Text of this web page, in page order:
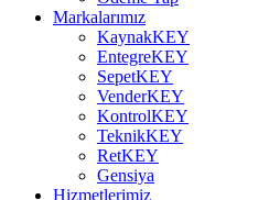
Markalarımız
KaynakKEY
EntegreKEY
SepetKEY
VenderKEY
KontrolKEY
TeknikKEY
RetKEY
Gensiya
Hizmetlerimiz